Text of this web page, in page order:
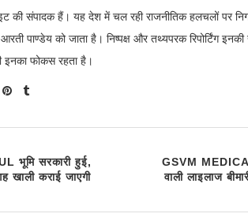
की संपादक हैं। यह देश में चल रही राजनीतिक हलचलों पर
पाण्डेय को जाता है। निष्पक्ष और तथ्यपरक रिपोर्टिंग
फोकस रहता है।
भूमि सरकारी हुई,
खाली कराई जाएगी
GSVM
वाली लाइलाज